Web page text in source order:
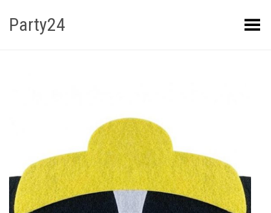
Party24 Kuva menüü